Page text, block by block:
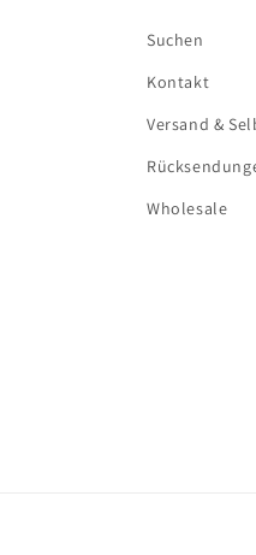
Suchen
Kontakt
Versand &
Wholesale